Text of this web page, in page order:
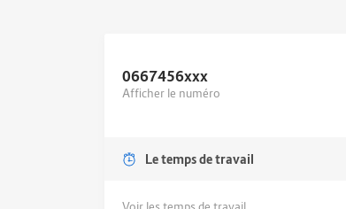
0667456xxx
Afficher le numéro
Le temps de travail